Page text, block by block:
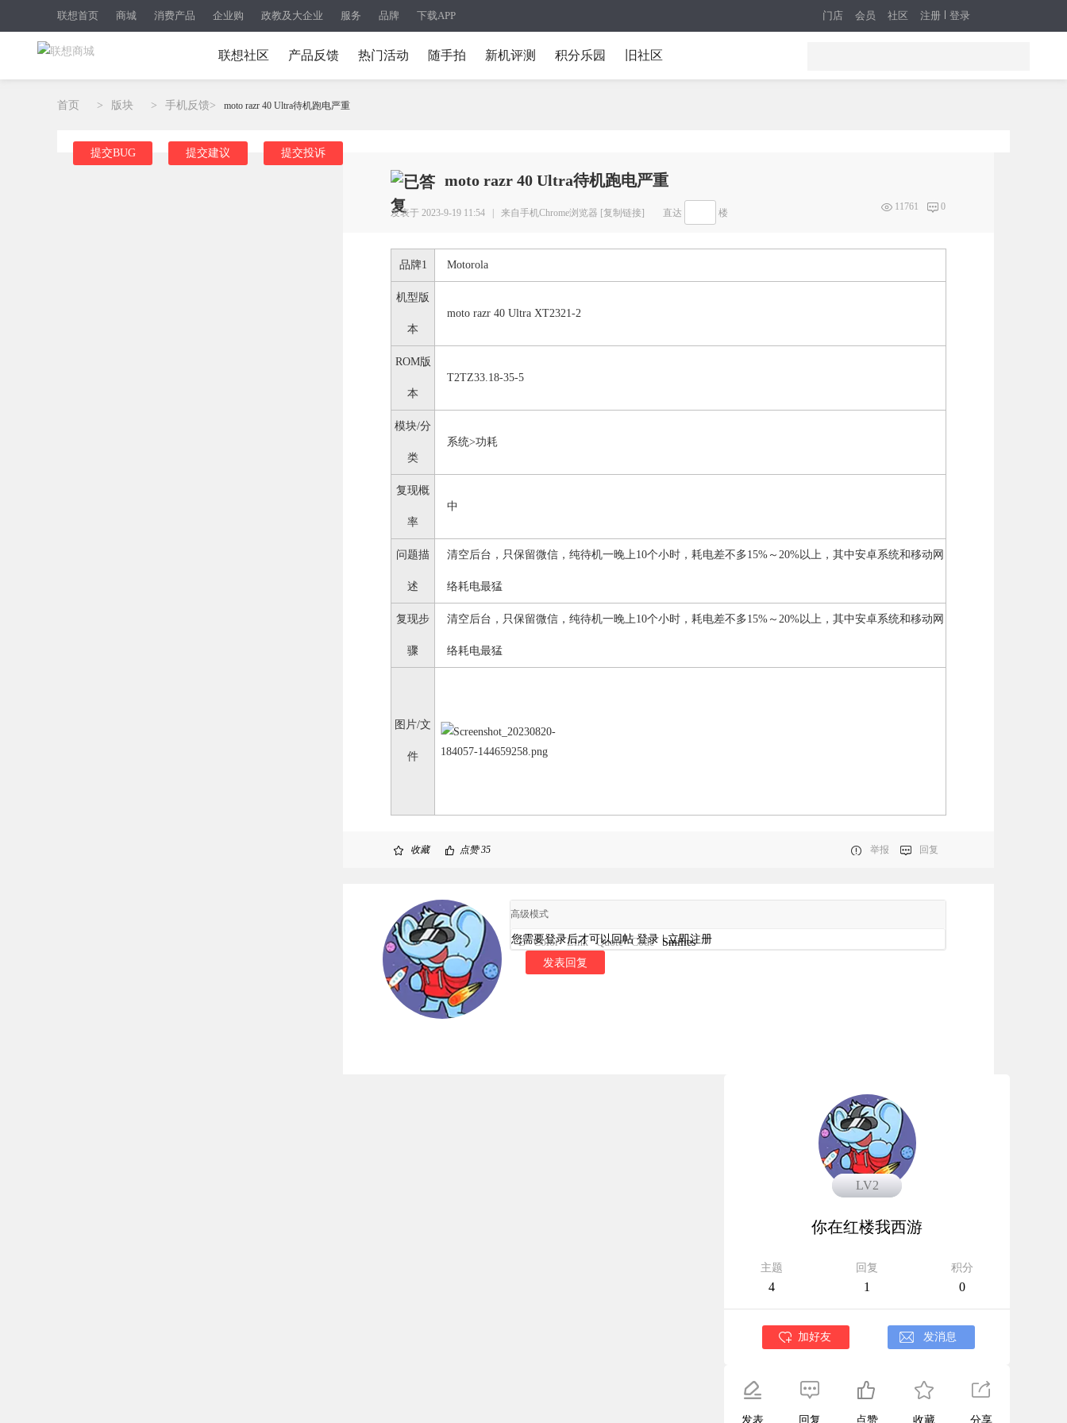
联想首页 商城 消费产品 企业购 政教及大企业 服务 品牌 下载APP 注册 登录
门店 会员 社区
联想社区 产品反馈 热门活动 随手拍 新机评测 积分乐园 旧社区
首页 > 版块 > 手机反馈> moto razr 40 Ultra待机跑电严重
提交BUG 提交建议 提交投诉
moto razr 40 Ultra待机跑电严重
发表于 2023-9-19 11:54 | 来自手机Chrome浏览器 [复制链接] 直达 楼
11761 0
品牌1 Motorola
机型版
本
moto razr 40 Ultra XT2321-2
ROM版
本
T2TZ33.18-35-5
模块/分
类
系统>功耗
复现概
率
中
问题描
述
清空后台，只保留微信，纯待机一晚上10个小时，耗电差不多15%～20%以上，其中安卓系统和移动网
络耗电最猛
复现步
骤
清空后台，只保留微信，纯待机一晚上10个小时，耗电差不多15%～20%以上，其中安卓系统和移动网
络耗电最猛
图片/文
件
收藏 点赞35 举报 回复
高级模式
B Color Link Quote Code Smilies
您需要登录后才可以回帖登录 |立即注册
发表回复
LV3
LV2
你在红楼我西游
主题
4
回复
1
积分
0
加好友 发消息
发表 回复 点赞 收藏 分享